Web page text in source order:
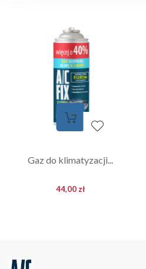
Gaz do klimatyzacji...
44,00 zł